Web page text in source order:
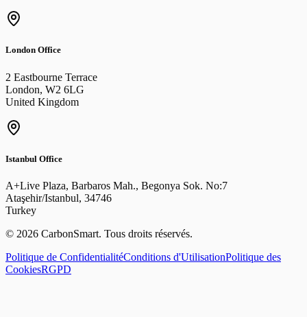
London Office
2 Eastbourne Terrace
London, W2 6LG
United Kingdom
Istanbul Office
A+Live Plaza, Barbaros Mah., Begonya Sok. No:7
Ataşehir/Istanbul, 34746
Turkey
© 2026 CarbonSmart. Tous droits réservés.
Politique de ConfidentialitéConditions d'UtilisationPolitique des
CookiesRGPD